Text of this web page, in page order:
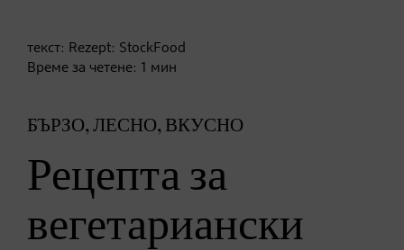
текст: Rezept: StockFood
Време за четене: 1 мин
БЪРЗО, ЛЕСНО, ВКУСНО
Рецепта за
вегетариански